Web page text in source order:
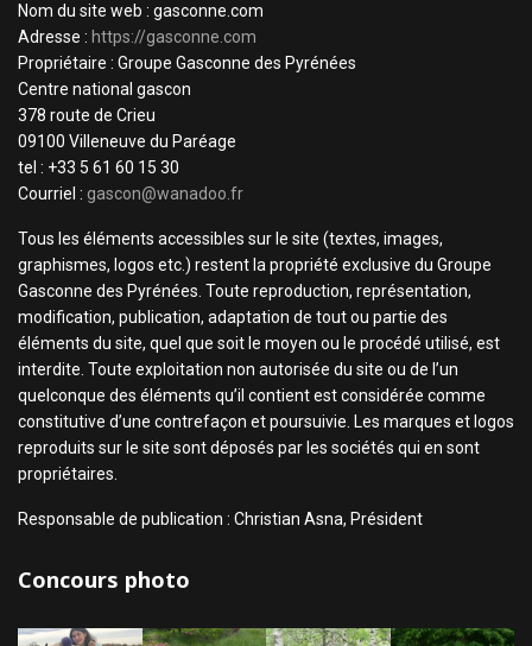
Nom du site web : gasconne.com
Adresse : https://gasconne.com
Propriétaire : Groupe Gasconne des Pyrénées
Centre national gascon
378 route de Crieu
09100 Villeneuve du Paréage
tel : +33 5 61 60 15 30
Courriel : gascon@wanadoo.fr
Tous les éléments accessibles sur le site (textes, images,
graphismes, logos etc.) restent la propriété exclusive du Groupe
Gasconne des Pyrénées. Toute reproduction, représentation,
modification, publication, adaptation de tout ou partie des
éléments du site, quel que soit le moyen ou le procédé utilisé, est
interdite. Toute exploitation non autorisée du site ou de l’un
quelconque des éléments qu’il contient est considérée comme
constitutive d’une contrefaçon et poursuivie. Les marques et logos
reproduits sur le site sont déposés par les sociétés qui en sont
propriétaires.
Responsable de publication : Christian Asna, Président
Concours photo